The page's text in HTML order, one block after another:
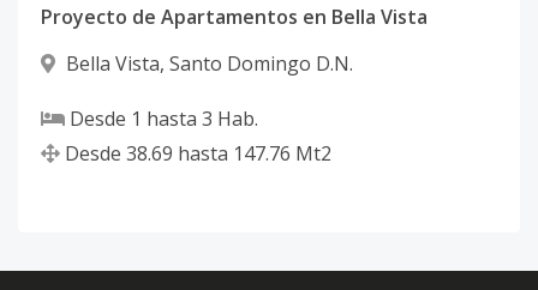
Proyecto de Apartamentos en Bella Vista
Bella Vista, Santo Domingo D.N.
Desde 1 hasta 3 Hab.
Desde 38.69 hasta 147.76 Mt2